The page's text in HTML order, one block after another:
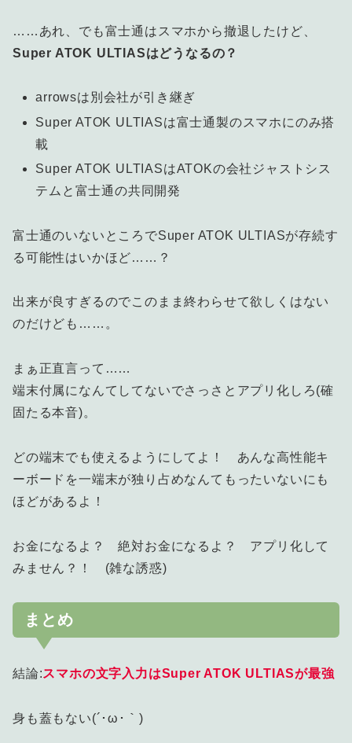
……あれ、でも富士通はスマホから撤退したけど、
Super ATOK ULTIASはどうなるの？
arrowsは別会社が引き継ぎ
Super ATOK ULTIASは富士通製のスマホにのみ搭
載
Super ATOK ULTIASはATOKの会社ジャストシス
テムと富士通の共同開発
富士通のいないところでSuper ATOK ULTIASが存続す
る可能性はいかほど……？
出来が良すぎるのでこのまま終わらせて欲しくはない
のだけども……。
まぁ正直言って……
端末付属になんてしてないでさっさとアプリ化しろ(確
固たる本音)。
どの端末でも使えるようにしてよ！ あんな高性能キ
ーボードを一端末が独り占めなんてもったいないにも
ほどがあるよ！
お金になるよ？ 絶対お金になるよ？ アプリ化して
みません？！ (雑な誘惑)
まとめ
結論:スマホの文字入力はSuper ATOK ULTIASが最強
身も蓋もない(´･ω･｀)